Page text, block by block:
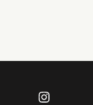
Instagram